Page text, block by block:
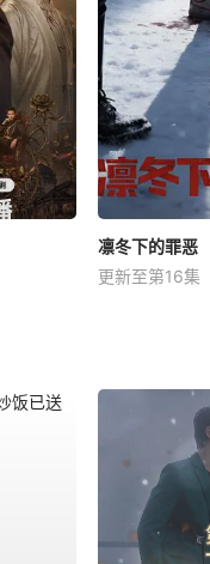
凛冬下的罪恶
更新至第16集